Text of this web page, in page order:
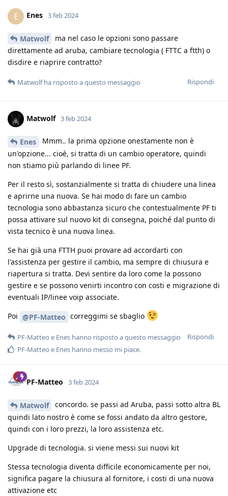
E Enes 3 feb 2024
Matwolf
ma nel caso le opzioni sono passare
direttamente ad aruba, cambiare tecnologia ( FTTC a ftth) o
disdire e riaprire contratto?
Rispondi
Matwolfha risposto a questo messaggio
Matwolf 3 feb 2024
Enes
Mmm.. la prima opzione onestamente non è
un'opzione... cioè, si tratta di un cambio operatore, quindi
non stiamo più parlando di linee PF.
Per il resto sì, sostanzialmente si tratta di chiudere una linea
e aprirne una nuova. Se hai modo di fare un cambio
tecnologia sono abbastanza sicuro che contestualmente PF ti
possa attivare sul nuovo kit di consegna, poiché dal punto di
vista tecnico è una nuova linea.
Se hai già una FTTH puoi provare ad accordarti con
l'assistenza per gestire il cambio, ma sempre di chiusura e
riapertura si tratta. Devi sentire da loro come la possono
gestire e se possono venirti incontro con costi e migrazione di
eventuali IP/linee voip associate.
Poi @PF-Matteo correggimi se sbaglio
Rispondi
PF-Matteo e Enes hanno risposto a questo messaggio
PF-Matteo e Enes hanno messo mi piace.
PF-Matteo 3 feb 2024
Matwolf
concordo. se passi ad Aruba, passi sotto altra BL
quindi lato nostro è come se fossi andato da altro gestore,
quindi con i loro prezzi, la loro assistenza etc.
Upgrade di tecnologia. si viene messi sui nuovi kit
Stessa tecnologia diventa difficile economicamente per noi,
significa pagare la chiusura al fornitore, i costi di una nuova
attivazione etc